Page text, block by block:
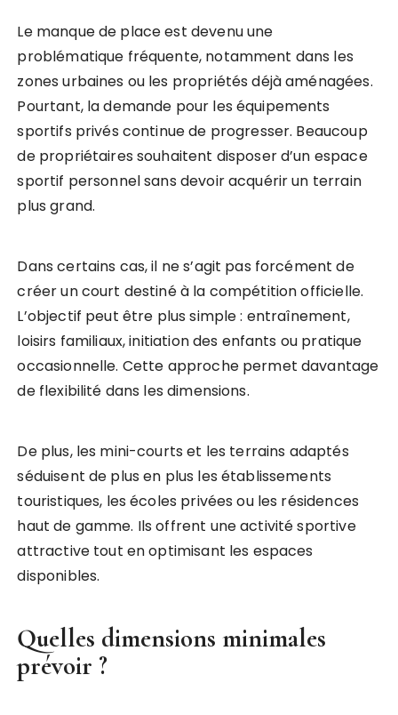
Le manque de place est devenu une
problématique fréquente, notamment dans les
zones urbaines ou les propriétés déjà aménagées.
Pourtant, la demande pour les équipements
sportifs privés continue de progresser. Beaucoup
de propriétaires souhaitent disposer d’un espace
sportif personnel sans devoir acquérir un terrain
plus grand.
Dans certains cas, il ne s’agit pas forcément de
créer un court destiné à la compétition officielle.
L’objectif peut être plus simple : entraînement,
loisirs familiaux, initiation des enfants ou pratique
occasionnelle. Cette approche permet davantage
de flexibilité dans les dimensions.
De plus, les mini-courts et les terrains adaptés
séduisent de plus en plus les établissements
touristiques, les écoles privées ou les résidences
haut de gamme. Ils offrent une activité sportive
attractive tout en optimisant les espaces
disponibles.
Quelles dimensions minimales
prévoir ?